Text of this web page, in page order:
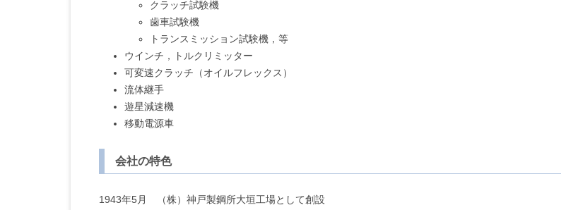
クラッチ試験機
歯車試験機
トランスミッション試験機，等
ウインチ，トルクリミッター
可変速クラッチ（オイルフレックス）
流体継手
遊星減速機
移動電源車
会社の特色
1943年5月 （株）神戸製鋼所大垣工場として創設